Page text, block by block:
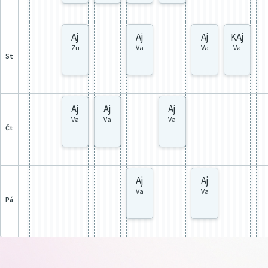
st
Aj
Zu
Aj
Va
Aj
Va
KAj
Va
čt
Aj
Va
Aj
Va
Aj
Va
pá
Aj
Va
Aj
Va